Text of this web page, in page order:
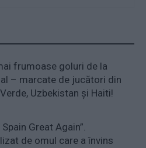
frumoase goluri de la
– marcate de jucători din
Uzbekistan și Haiti!
Spain Great Again”.
de omul care a învins